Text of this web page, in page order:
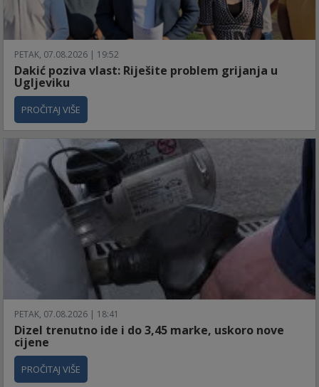
PETAK, 07.08.2026 | 19:52
Dakić poziva vlast: Riješite problem grijanja u
Ugljeviku
PROČITAJ VIŠE
PETAK, 07.08.2026 | 18:41
Dizel trenutno ide i do 3,45 marke, uskoro nove
cijene
PROČITAJ VIŠE